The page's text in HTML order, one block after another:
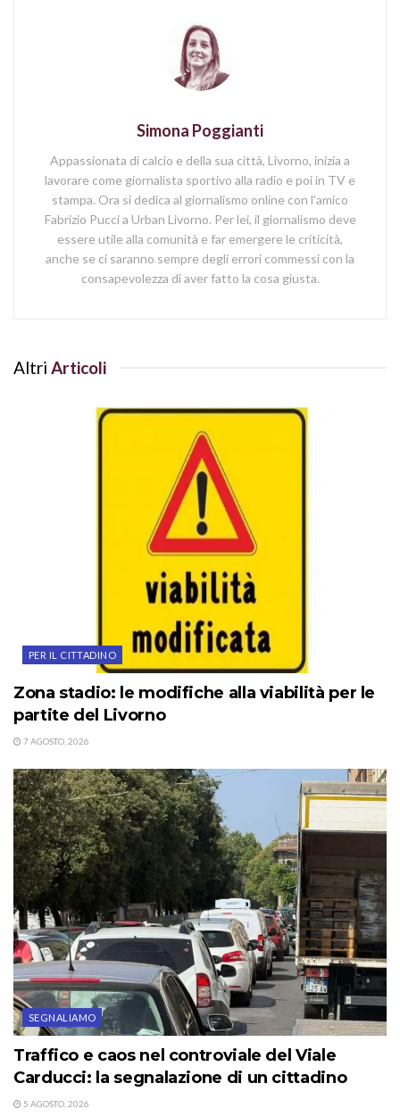
Simona Poggianti
Appassionata di calcio e della sua città, Livorno, inizia a
lavorare come giornalista sportivo alla radio e poi in TV e
stampa. Ora si dedica al giornalismo online con l'amico
Fabrizio Pucci a Urban Livorno. Per lei, il giornalismo deve
essere utile alla comunità e far emergere le criticità,
anche se ci saranno sempre degli errori commessi con la
consapevolezza di aver fatto la cosa giusta.
Altri Articoli
PER IL CITTADINO
Zona stadio: le modifiche alla viabilità per le
partite del Livorno
7 AGOSTO, 2026
SEGNALIAMO
Traffico e caos nel controviale del Viale
Carducci: la segnalazione di un cittadino
5 AGOSTO, 2026